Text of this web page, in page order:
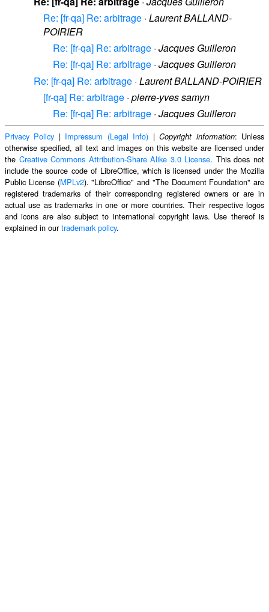
Re: [fr-qa] Re: arbitrage · Laurent BALLAND-
POIRIER
Re: [fr-qa] Re: arbitrage · Jacques Guilleron
Re: [fr-qa] Re: arbitrage · Jacques Guilleron
Re: [fr-qa] Re: arbitrage · Laurent BALLAND-POIRIER
[fr-qa] Re: arbitrage · pierre-yves samyn
Re: [fr-qa] Re: arbitrage · Jacques Guilleron
Privacy Policy | Impressum (Legal Info) |Copyright information: Unless
otherwise specified, all text and images on this website are licensed under
the Creative Commons Attribution-Share Alike 3.0 License. This does not
include the source code of LibreOffice, which is licensed under the Mozilla
Public License (MPLv2). "LibreOffice" and "The Document Foundation" are
registered trademarks of their corresponding registered owners or are in
actual use as trademarks in one or more countries. Their respective logos
and icons are also subject to international copyright laws. Use thereof is
explained in ourtrademark policy.